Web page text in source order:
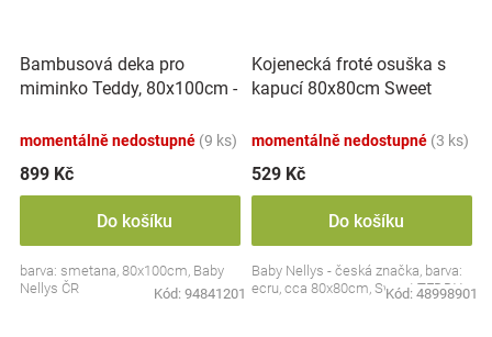
Bambusová deka pro
miminko Teddy, 80x100cm -
momentálně nedostupné (9 ks)
899 Kč
Do košíku
barva: smetana, 80x100cm, Baby
Nellys ČR
Kód: 94841201
Kojenecká froté osuška s
kapucí 80x80cm Sweet
momentálně nedostupné (3 ks)
529 Kč
Do košíku
Baby Nellys - česká značka, barva:
ecru, cca 80x80cm, Sweet TEDDY
Kód: 48998901